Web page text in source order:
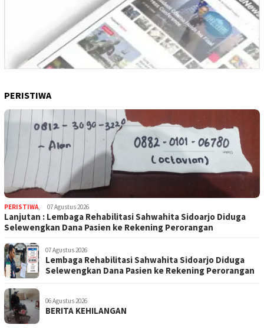
PERISTIWA
PERISTIWA, 07 Agustus 2026
Lanjutan : Lembaga Rehabilitasi Sahwahita Sidoarjo Diduga
Selewengkan Dana Pasien ke Rekening Perorangan
07 Agustus 2026
Lembaga Rehabilitasi Sahwahita Sidoarjo Diduga
Selewengkan Dana Pasien ke Rekening Perorangan
06 Agustus 2026
BERITA KEHILANGAN